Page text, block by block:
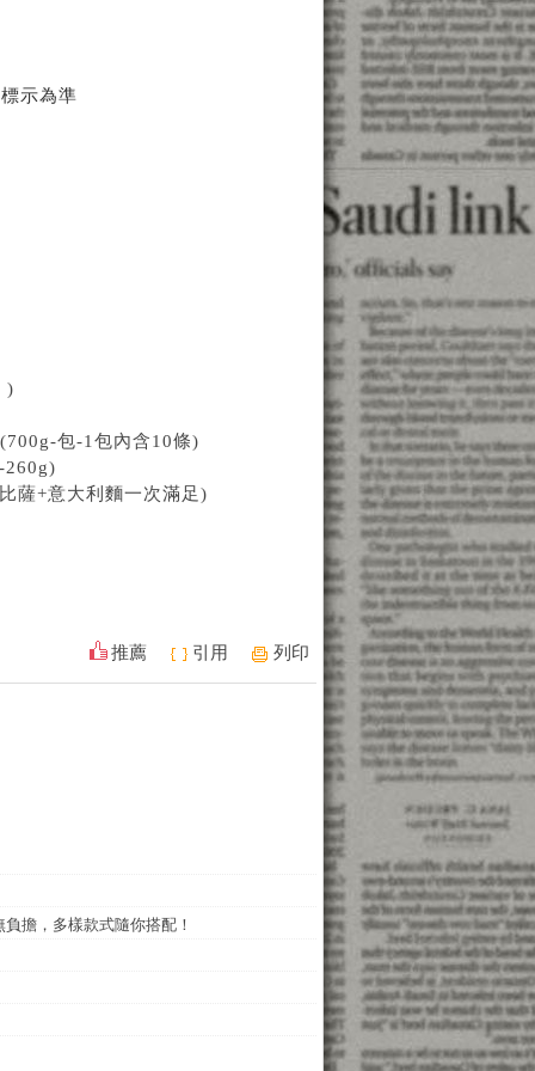
示為準
)
包-1包內含10條)
260g)
薩+意大利麵一次滿足)
推薦 引用 列印
擔，多樣款式隨你搭配！